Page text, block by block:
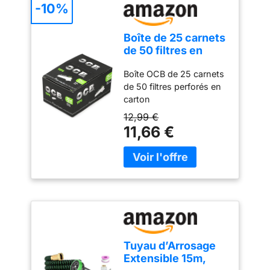
protection contre les
feuilles, collecteur de
pluie ou raccord de
tuyau KG – Profitez de
dans le domaine du
drainage du toit
pour rouler vos feuilles a
cigarette OCB avec les
filtres 2.J.
Boîte de 25 carnets
de 50 filtres en
Boîte OCB de 25 carnets
de 50 filtres perforés en
carton
12,99 €
11,66 €
-10%
Tuyau d’Arrosage
Extensible 15m,